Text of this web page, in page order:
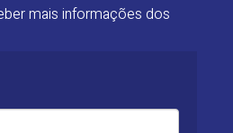
mais informações dos